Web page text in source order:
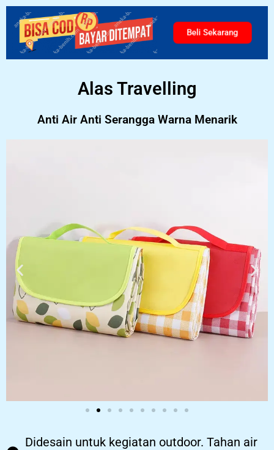
Beli Sekarang
Alas Travelling
Anti Air Anti Serangga Warna Menarik
Didesain untuk kegiatan outdoor. Tahan air